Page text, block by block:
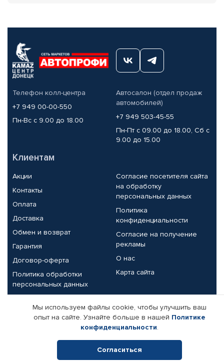
Телефон колл-центра
+7 949 00-00-550
Пн-Вс с 9.00 до 18.00
Автосалон (отдел продаж
автомобилей)
+7 949 503-45-55
Пн-Пт с 09.00 до 18.00, Сб с
9.00 до 15.00
Клиентам
Акции
Контакты
Оплата
Доставка
Обмен и возврат
Гарантия
Договор-оферта
Политика обработки
персональных данных
Согласие посетителя сайта
на обработку
персональных данных
Политика
конфиденциальности
Согласие на получение
рекламы
О нас
Карта сайта
Партнерам
Корпоративным клиентам
Поставщикам
Реквизиты компании
Мы используем файлы cookie, чтобы улучшить ваш
опыт на сайте. Узнайте больше в нашей Политике
конфиденциальности.
Согласиться